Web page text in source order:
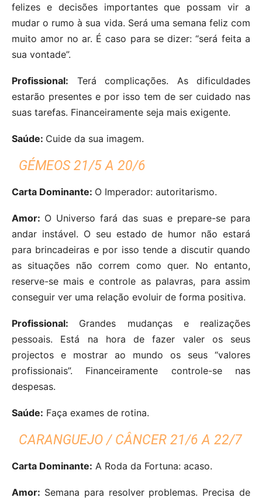
felizes e decisões importantes que possam vir a
mudar o rumo à sua vida. Será uma semana feliz com
muito amor no ar. É caso para se dizer: “será feita a
sua vontade”.
Profissional: Terá complicações. As dificuldades
estarão presentes e por isso tem de ser cuidado nas
suas tarefas. Financeiramente seja mais exigente.
Saúde: Cuide da sua imagem.
GÉMEOS 21/5 A 20/6
Carta Dominante: O Imperador: autoritarismo.
Amor: O Universo fará das suas e prepare-se para
andar instável. O seu estado de humor não estará
para brincadeiras e por isso tende a discutir quando
as situações não correm como quer. No entanto,
reserve-se mais e controle as palavras, para assim
conseguir ver uma relação evoluir de forma positiva.
Profissional: Grandes mudanças e realizações
pessoais. Está na hora de fazer valer os seus
projectos e mostrar ao mundo os seus “valores
profissionais”. Financeiramente controle-se nas
despesas.
Saúde: Faça exames de rotina.
CARANGUEJO / CÂNCER 21/6 A 22/7
Carta Dominante: A Roda da Fortuna: acaso.
Amor: Semana para resolver problemas. Precisa de